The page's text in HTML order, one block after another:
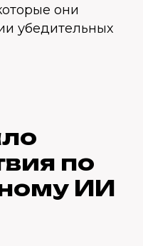
они
убедительных
по
ИИ